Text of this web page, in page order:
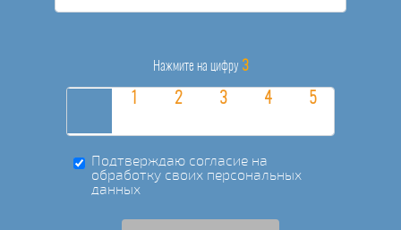
Нажмите на цифру 3
Подтверждаю согласие на
обработку своих персональных
данных